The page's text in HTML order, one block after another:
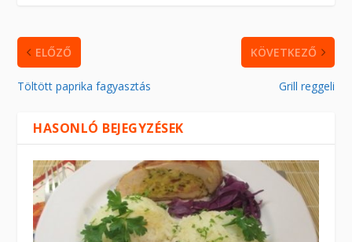
ELŐZŐ
Töltött paprika fagyasztás
KÖVETKEZŐ
Grill reggeli
HASONLÓ BEJEGYZÉSEK